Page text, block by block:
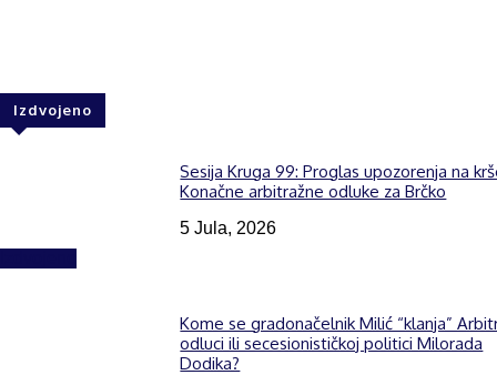
Izdvojeno
Sesija Kruga 99: Proglas upozorenja na
Konačne arbitražne odluke za Brčko
5 Jula, 2026
Kome se gradonačelnik Milić “klanja”
odluci ili secesionističkoj politici Milorada
Dodika?